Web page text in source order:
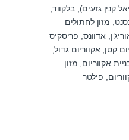
קנין גזעים), בלקווד,
מזון לחתולים
אדוונס, פריסקיס
קטן, אקווריום גדול,
אקווריום, מזון
פילטר